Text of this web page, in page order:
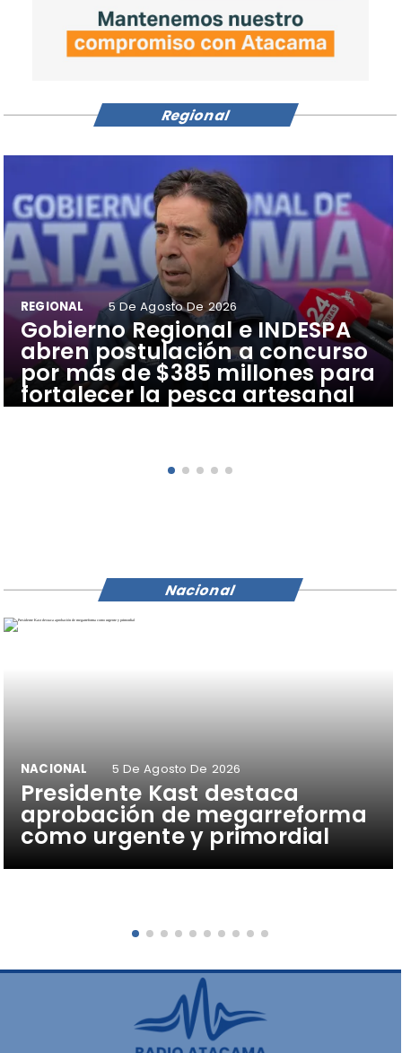
​Gobierno Regional e INDESPA
abren postulación a concurso
por más de $385 millones para
fortalecer la pesca artesanal
REGIONAL 5 De Agosto De 2026
Regional
Presidente Kast destaca
aprobación de megarreforma
como urgente y primordial
NACIONAL 5 De Agosto De 2026
Nacional